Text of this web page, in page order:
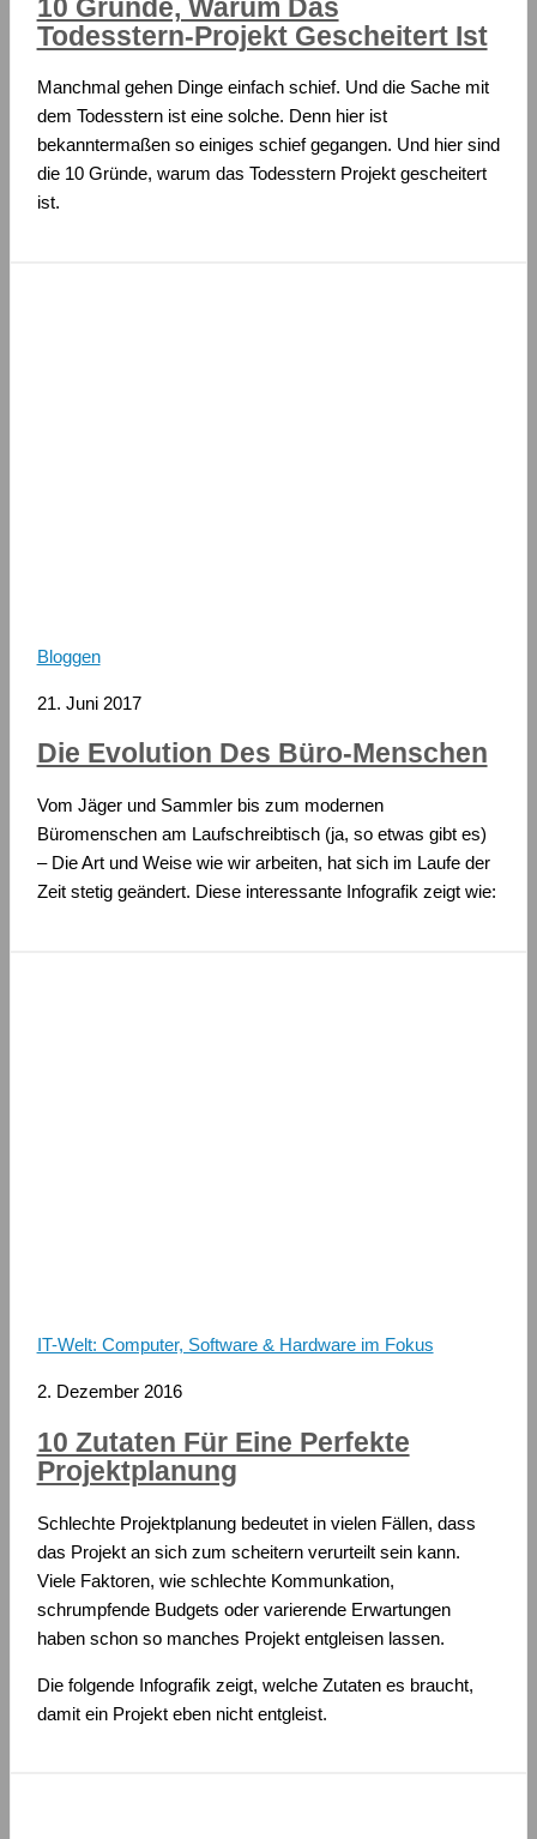
10 Gründe, Warum Das
Todesstern-Projekt Gescheitert Ist
Manchmal gehen Dinge einfach schief. Und die Sache mit
dem Todesstern ist eine solche. Denn hier ist
bekanntermaßen so einiges schief gegangen. Und hier sind
die 10 Gründe, warum das Todesstern Projekt gescheitert
ist.
Bloggen
21. Juni 2017
Die Evolution Des Büro-Menschen
Vom Jäger und Sammler bis zum modernen
Büromenschen am Laufschreibtisch (ja, so etwas gibt es)
– Die Art und Weise wie wir arbeiten, hat sich im Laufe der
Zeit stetig geändert. Diese interessante Infografik zeigt wie:
IT-Welt: Computer, Software & Hardware im Fokus
2. Dezember 2016
10 Zutaten Für Eine Perfekte
Projektplanung
Schlechte Projektplanung bedeutet in vielen Fällen, dass
das Projekt an sich zum scheitern verurteilt sein kann.
Viele Faktoren, wie schlechte Kommunkation,
schrumpfende Budgets oder varierende Erwartungen
haben schon so manches Projekt entgleisen lassen.
Die folgende Infografik zeigt, welche Zutaten es braucht,
damit ein Projekt eben nicht entgleist.